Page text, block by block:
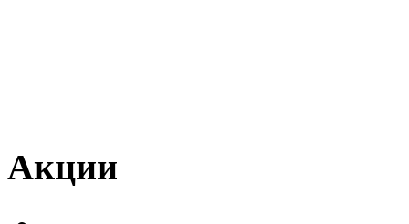
Акции